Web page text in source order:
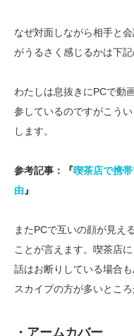
なぜ対面しながら相手と
がうるさく感じるかは下
わたしは息抜きにPCで動
参しているのですがこう
します。
参考記事：『喫茶店で携
由』
またPCで互いの顔が見え
ことが言えます。喫茶店
話はお断りしている場合
スカイプの方が多いところ
・アームカバー